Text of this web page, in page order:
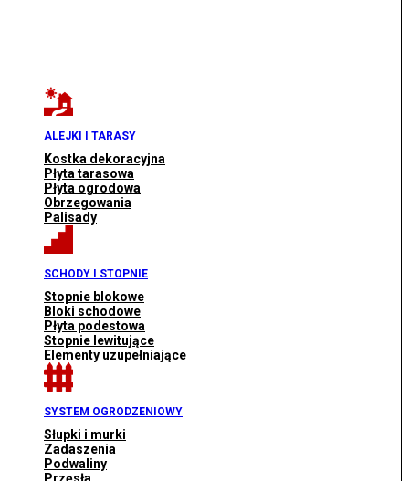
ALEJKI I TARASY
Kostka dekoracyjna
Płyta tarasowa
Płyta ogrodowa
Obrzegowania
Palisady
SCHODY I STOPNIE
Stopnie blokowe
Bloki schodowe
Płyta podestowa
Stopnie lewitujące
Elementy uzupełniające
SYSTEM OGRODZENIOWY
Słupki i murki
Zadaszenia
Podwaliny